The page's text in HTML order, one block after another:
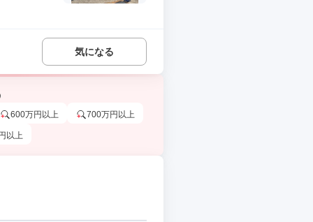
気になる
600万円以上 700万円以上
以上